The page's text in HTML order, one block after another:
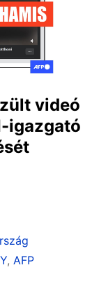
videó
igazgató
, AFP